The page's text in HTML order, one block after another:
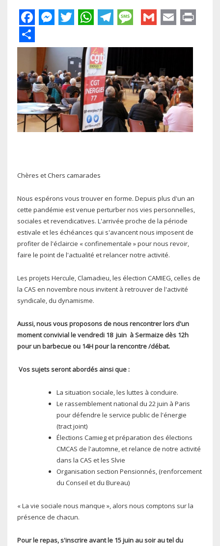
Facebook
Messenger
Twitter
WhatsApp
Telegram
Message
Gmail
Email
Chères et Chers camarades
Nous espérons vous trouver en forme. Depuis plus d'un an
cette pandémie est venue perturber nos vies personnelles,
sociales et revendicatives. L'arrivée proche de la période
estivale et les échéances qui s'avancent nous imposent de
profiter de l'éclaircie « confinementale » pour nous revoir,
faire le point de l'actualité et relancer notre activité.
Les projets Hercule, Clamadieu, les élection CAMIEG, celles de
la CAS en novembre nous invitent à retrouver de l'activité
syndicale, du dynamisme.
Aussi, nous vous proposons de nous rencontrer lors d'un
moment convivial le vendredi 18 juin à Sermaize dès 12h
pour un barbecue ou 14H pour la rencontre /débat.
Vossujets seront abordés ainsi que :
La situation sociale, les luttes à conduire.
Le rassemblement national du 22 juin à Paris
pour défendre le service public de l'énergie
(tract joint)
Élections Camieg et préparation des élections
CMCAS de l'automne, et relance de notre activité
dans la CAS et les Slvie
Organisation section Pensionnés, (renforcement
du Conseil et du Bureau)
« La vie sociale nous manque », alors nous comptons sur la
présence de chacun.
Pour le repas, s'inscrire avant le 15 juin au soir au tel du